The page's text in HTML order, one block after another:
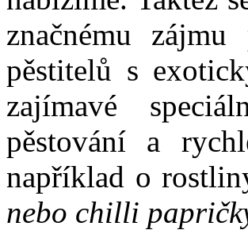
značnému
pěstitelů s
zajímavé
pěstování a
například o
nebo chilli